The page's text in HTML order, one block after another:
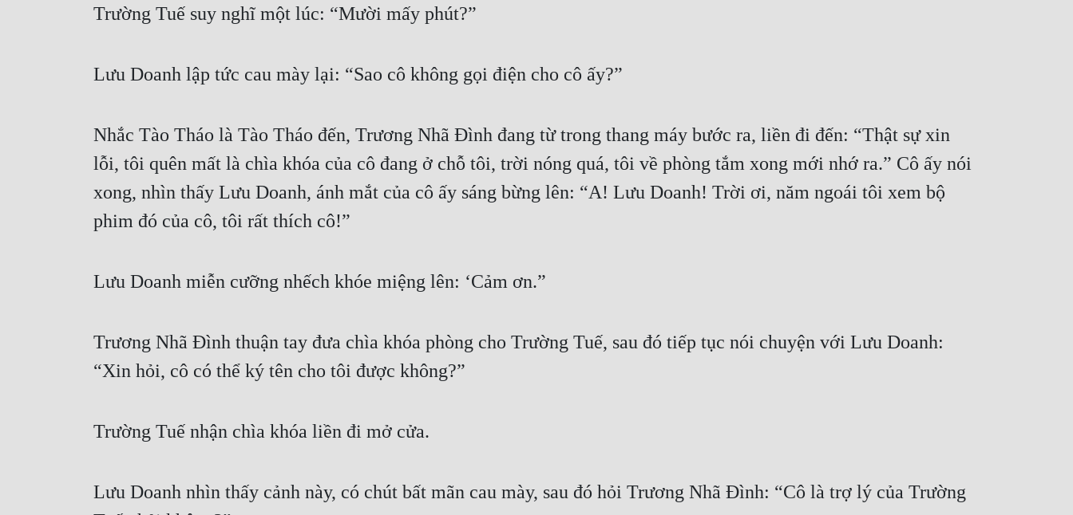
Trường Tuế suy nghĩ một lúc: “Mười mấy phút?”
Lưu Doanh lập tức cau mày lại: “Sao cô không gọi điện cho cô ấy?”
Nhắc Tào Tháo là Tào Tháo đến, Trương Nhã Đình đang từ trong thang máy bước ra, liền đi đến: “Thật sự xin
lỗi, tôi quên mất là chìa khóa của cô đang ở chỗ tôi, trời nóng quá, tôi về phòng tắm xong mới nhớ ra.” Cô ấy nói
xong, nhìn thấy Lưu Doanh, ánh mắt của cô ấy sáng bừng lên: “A! Lưu Doanh! Trời ơi, năm ngoái tôi xem bộ
phim đó của cô, tôi rất thích cô!”
Lưu Doanh miễn cưỡng nhếch khóe miệng lên: ‘Cảm ơn.”
Trương Nhã Đình thuận tay đưa chìa khóa phòng cho Trường Tuế, sau đó tiếp tục nói chuyện với Lưu Doanh:
“Xin hỏi, cô có thể ký tên cho tôi được không?”
Trường Tuế nhận chìa khóa liền đi mở cửa.
Lưu Doanh nhìn thấy cảnh này, có chút bất mãn cau mày, sau đó hỏi Trương Nhã Đình: “Cô là trợ lý của Trường